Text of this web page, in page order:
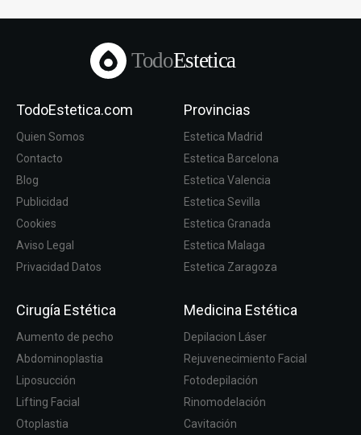
TodoEstetica
TodoEstetica.com
Quien Somos
Contacto
Blog
Publicidad
Cookies
Aviso Legal
Privacidad Datos
Provincias
Estetica Madrid
Estetica Barcelona
Estetica Valencia
Estetica Sevilla
Estetica Granada
Estetica Malaga
Estetica Zaragoza
Cirugía Estética
Aumento de pecho
Abdominoplastia
Liposucción
Lifting Facial
Otoplastia
Medicina Estética
Depilacion Láser
Rejuvenecimiento Facial
Fotodepilación
Rinomodelación
Cavitación